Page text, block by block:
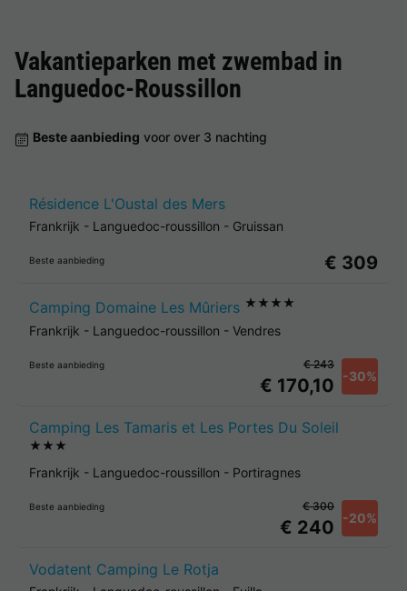
Vakantieparken met zwembad in
Languedoc-Roussillon
Beste aanbieding voor over 3 nachting
Résidence L'Oustal des Mers
Frankrijk - Languedoc-roussillon - Gruissan
Beste aanbieding € 309
Camping Domaine Les Mûriers ★★★★
Frankrijk - Languedoc-roussillon - Vendres
Beste aanbieding
€ 170,10 -30%
€ 243
Camping Les Tamaris et Les Portes Du Soleil
★★★
Frankrijk - Languedoc-roussillon - Portiragnes
Beste aanbieding
€ 240 -20%
€ 300
Vodatent Camping Le Rotja